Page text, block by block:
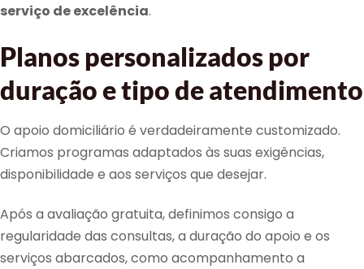
serviço de excelência.
Planos personalizados por
duração e tipo de atendimento
O apoio domiciliário é verdadeiramente customizado.
Criamos programas adaptados às suas exigências,
disponibilidade e aos serviços que desejar.
Após a avaliação gratuita, definimos consigo a
regularidade das consultas, a duração do apoio e os
serviços abarcados, como acompanhamento a